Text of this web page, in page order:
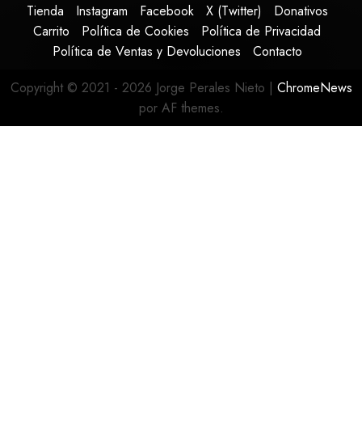
Tienda Instagram Facebook X (Twitter)
Donativos
Carrito
Política de Cookies
Política de Privacidad
Política de Ventas y Devoluciones
Contacto
Copyright © 2021 - 2026 Jorge Perales Nieto | ChromeNews
por AF themes.